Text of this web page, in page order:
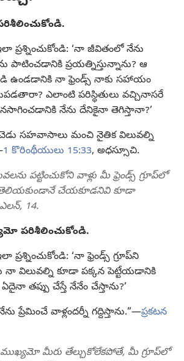
ప్రశ్నించుకోండి: ‘నా జీవితంలో నేను
పాటించడానికి ప్రయత్నిస్తున్నాను? ఆ
ఉండడానికి నా ఫ్రెండ్స్‌ నాకు సహాయం
ఎలాంటి పరిస్థితులు వచ్చినాసరే
నేను దేనికైనా తెగిస్తానా?’
సహవాసాలు మంచి నైతిక విలువల్ని
1 కొరింథీయులు 15:33, అధస్సూచి.
పట్టించుకోని వాళ్లు మీ ఫ్రెండ్స్‌ గ్రూప్‌లో
చేయకూడనివి కూడా
14.
పరిశీలించుకోండి.
‘నా ఫ్రెండ్స్‌ గ్రూప్‌ని
విలువల్ని కూడా పక్కన పెట్టేయడానికి
తప్పు చేస్తే నేనేం చేస్తాను?’
ప్రేమించే వాళ్లందర్నీ గద్దిస్తాను.”—ప్రకటన
ముఖ్యమో మీరు తేల్చుకోలేకపోతే, మీ గ్రూప్‌లో